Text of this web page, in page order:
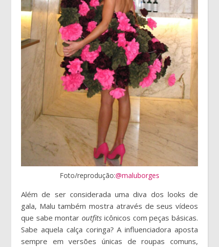
Foto/reprodução:@maluborges
Além de ser considerada uma diva dos looks de
gala, Malu também mostra através de seus vídeos
que sabe montaroutfits icônicos com peças básicas.
Sabe aquela calça coringa? A influenciadora aposta
sempre em versões únicas de roupas comuns,